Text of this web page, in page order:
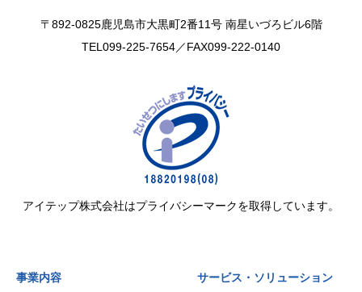
〒892-0825鹿児島市大黒町2番11号 南星いづろビル6階
TEL 099-225-7654／FAX099-222-0140
アイテップ株式会社はプライバシーマークを取得しています。
事業内容 サービス・ソリューション